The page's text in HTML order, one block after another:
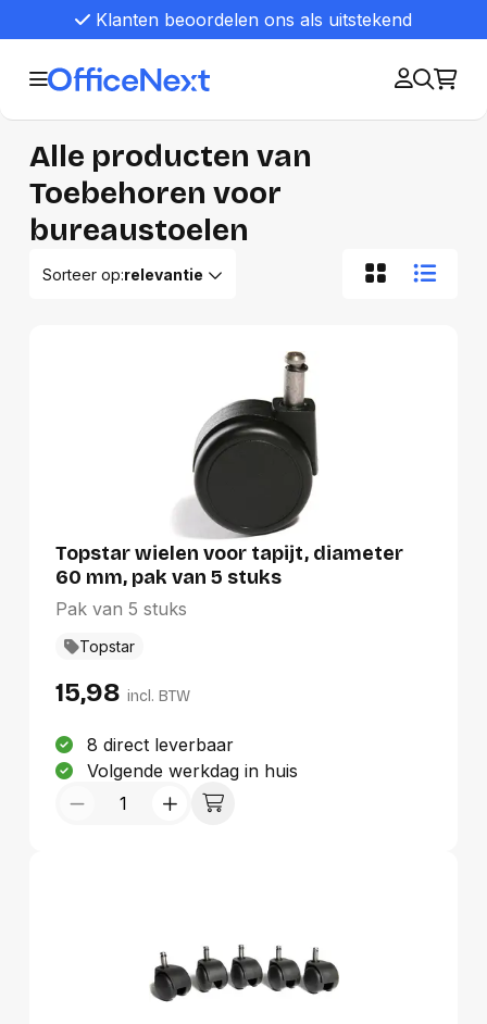
Klanten beoordelen ons als uitstekend
Alle producten van
Toebehoren voor
bureaustoelen
Sorteer op:relevantie
Goedkoopste eerst
Topstar wielen voor tapijt, diameter
60 mm, pak van 5 stuks
Pak van 5 stuks
Topstar
15,98 incl. BTW
8 direct leverbaar
Volgende werkdag in huis